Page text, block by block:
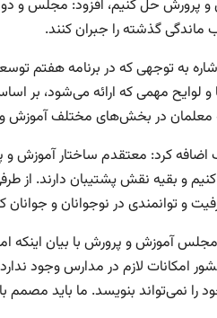
و پرورش حل کنیم، افزود: مجلس و
ماندگی گذشته را جبران کنند.
به توجهی که در برنامه هفتم
لوایح مهمی که ارائه می‌شود، بر
در بخش‌های مختلف آموزش و
اضافه کرد: معتقدم ساختار آموزش
و بقیه نقش پشتیبان دارند. از
و توانمندی در نوجوانان و جوانان
آموزش و پرورش با بیان اینکه
امکانات لازم در مدارس وجود
را نمی‌تواند بنویسد. ما باید